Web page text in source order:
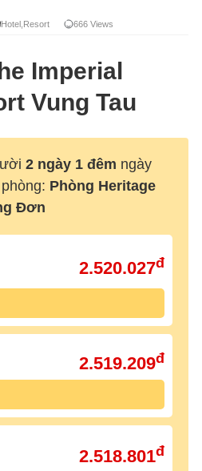
Hotel Resort 666 Views
Imperial
Vung Tau
2 ngày 1 đêm ngày
Phòng Heritage
Đơn
2.520.027đ
2.519.209đ
2.518.801đ